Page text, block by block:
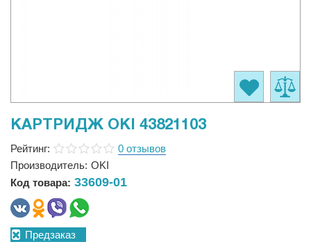
КАРТРИДЖ OKI 43821103
Рейтинг:
0 отзывов
Производитель: OKI
Код товара: 33609-01
Предзаказ